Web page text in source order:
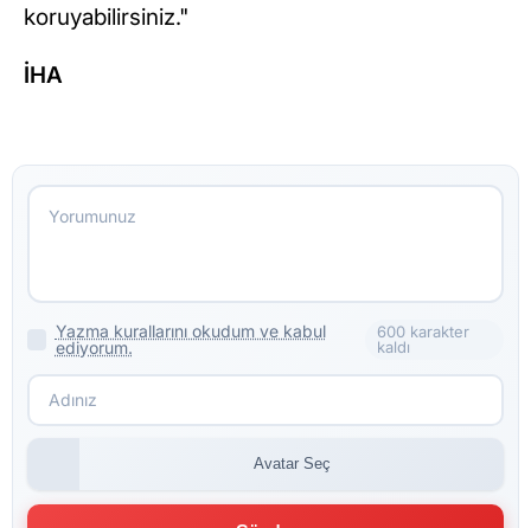
koruyabilirsiniz."
İHA
Yazma kurallarını okudum ve kabul
ediyorum.
600 karakter
kaldı
Avatar Seç